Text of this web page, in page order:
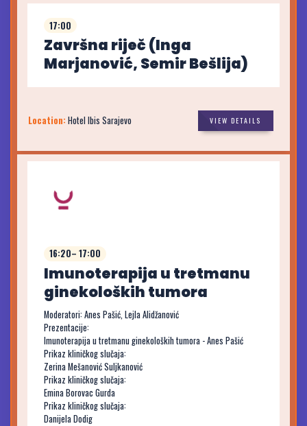
17:00
Završna riječ (Inga
Marjanović, Semir Bešlija)
VIEW DETAILS
Location: Hotel Ibis Sarajevo
16:20– 17:00
Imunoterapija u tretmanu
ginekoloških tumora
Moderatori: Anes Pašić, Lejla Alidžanović
Prezentacije:
Imunoterapija u tretmanu ginekoloških tumora - Anes Pašić
Prikaz kliničkog slučaja:
Zerina Mešanović Suljkanović
Prikaz kliničkog slučaja:
Emina Borovac Gurda
Prikaz kliničkog slučaja:
Danijela Dodig